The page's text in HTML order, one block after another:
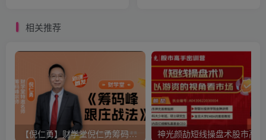
相关推荐
【倪仁勇】财学堂倪仁勇筹码峰跟庄战法系统课+筹码峰指标